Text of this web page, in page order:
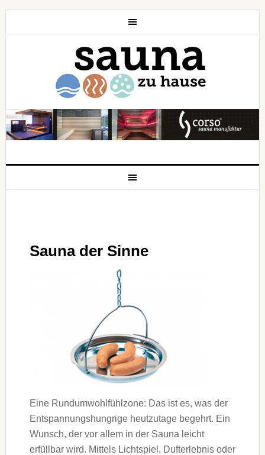
Sauna der Sinne
Eine Rundumwohlfühlzone: Das ist es, was der
Entspannungshungrige heutzutage begehrt. Ein
Wunsch, der vor allem in der Sauna leicht
erfüllbar wird. Mittels Lichtspiel, Dufterlebnis oder